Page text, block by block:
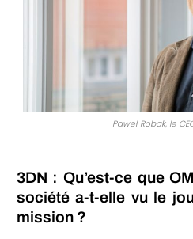
Paweł Robak, le
3DN : Qu’est-ce que
société a-t-elle vu le
mission ?